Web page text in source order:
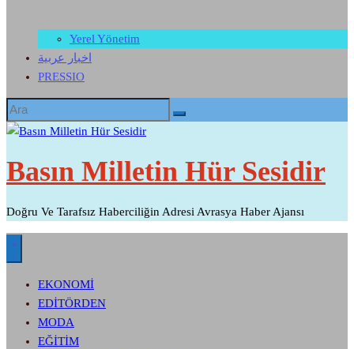
Yerel Yönetim
اخبار عربية
PRESSIO
Basın Milletin Hür Sesidir
Doğru Ve Tarafsız Haberciliğin Adresi Avrasya Haber Ajansı
EKONOMİ
EDİTÖRDEN
MODA
EĞİTİM